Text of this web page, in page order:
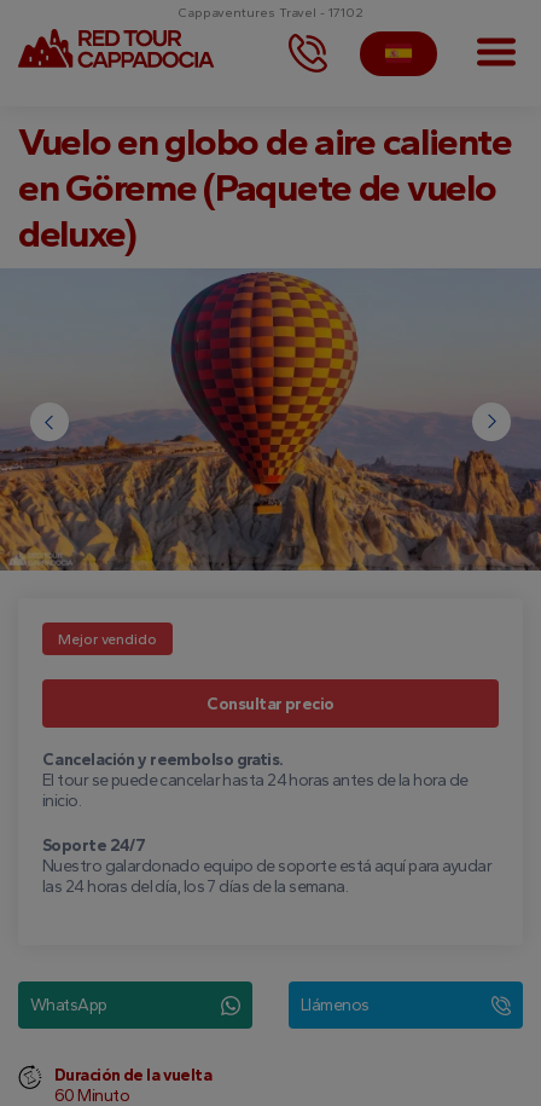
Cappaventures Travel - 17102
Vuelo en globo de aire caliente
en Göreme (Paquete de vuelo
deluxe)
Mejor vendido
Consultar precio
Cancelación y reembolso gratis.
El tour se puede cancelar hasta 24 horas antes de la hora de
inicio.
Soporte 24/7
Nuestro galardonado equipo de soporte está aquí para ayudar
las 24 horas del día, los 7 días de la semana.
WhatsApp Llámenos
Duración de la vuelta
60 Minuto